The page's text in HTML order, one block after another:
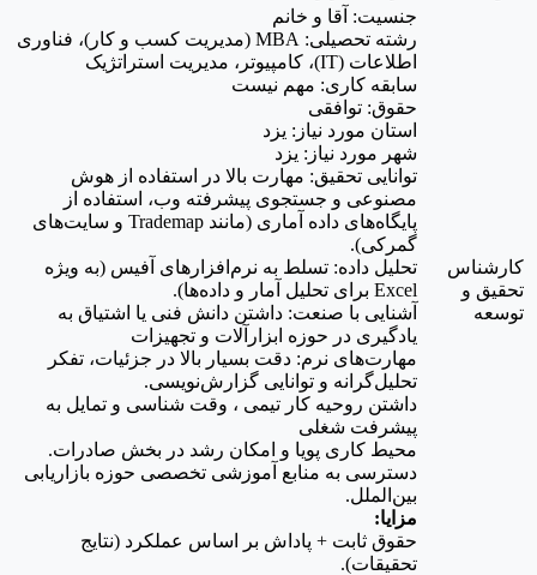
کارشناس
تحقیق و
توسعه
جنسیت: آقا و خانم
رشته تحصیلی: MBA (مدیریت کسب و کار)، فناوری
اطلاعات (IT)، کامپیوتر، مدیریت استراتژیک
سابقه کاری: مهم نیست
حقوق: توافقی
استان مورد نیاز: یزد
شهر مورد نیاز: یزد
توانایی تحقیق: مهارت بالا در استفاده از هوش
مصنوعی و جستجوی پیشرفته وب، استفاده از
پایگاه‌های داده آماری (مانند Trademap و سایت‌های
گمرکی).
تحلیل داده: تسلط به نرم‌افزارهای آفیس (به ویژه
Excel برای تحلیل آمار و داده‌ها).
آشنایی با صنعت: داشتن دانش فنی یا اشتیاق به
یادگیری در حوزه ابزارآلات و تجهیزات
مهارت‌های نرم: دقت بسیار بالا در جزئیات، تفکر
تحلیل‌گرانه و توانایی گزارش‌نویسی.
داشتن روحیه کار تیمی ، وقت شناسی و تمایل به
پیشرفت شغلی
محیط کاری پویا و امکان رشد در بخش صادرات.
دسترسی به منابع آموزشی تخصصی حوزه بازاریابی
بین‌الملل.
مزایا:
حقوق ثابت + پاداش بر اساس عملکرد (نتایج
تحقیقات).